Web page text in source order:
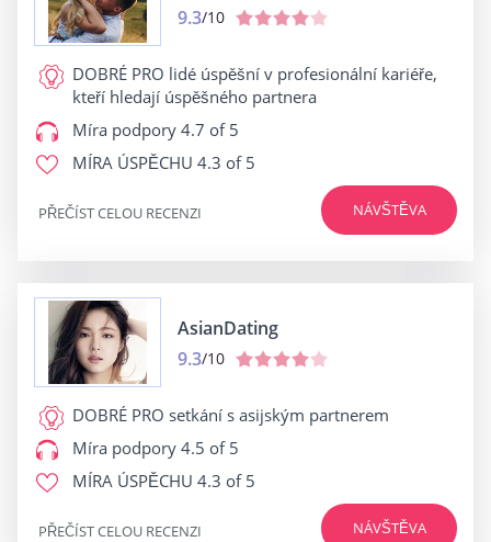
9.3/10
DOBRÉ PRO lidé úspěšní v profesionální kariéře,
kteří hledají úspěšného partnera
Míra podpory 4.7 of 5
MÍRA ÚSPĚCHU 4.3 of 5
NÁVŠTĚVA
PŘEČÍST CELOU RECENZI
AsianDating
9.3/10
DOBRÉ PRO setkání s asijským partnerem
Míra podpory 4.5 of 5
MÍRA ÚSPĚCHU 4.3 of 5
NÁVŠTĚVA
PŘEČÍST CELOU RECENZI